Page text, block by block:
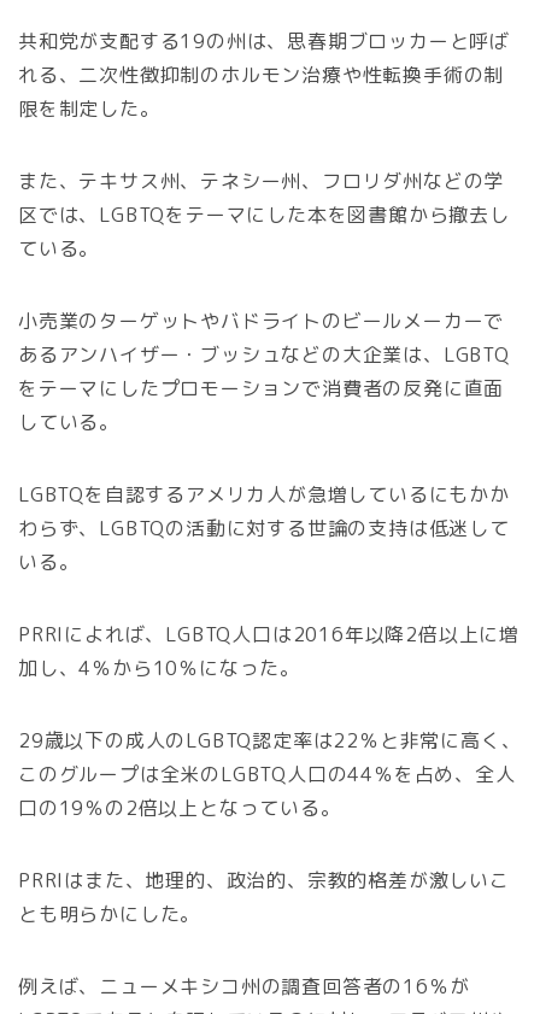
共和党が支配する19の州は、思春期ブロッカーと呼ば
れる、二次性徴抑制のホルモン治療や性転換手術の制
限を制定した。
また、テキサス州、テネシー州、フロリダ州などの学
区では、LGBTQをテーマにした本を図書館から撤去し
ている。
小売業のターゲットやバドライトのビールメーカーで
あるアンハイザー・ブッシュなどの大企業は、LGBTQ
をテーマにしたプロモーションで消費者の反発に直面
している。
LGBTQを自認するアメリカ人が急増しているにもかか
わらず、LGBTQの活動に対する世論の支持は低迷して
いる。
PRRIによれば、LGBTQ人口は2016年以降2倍以上に増
加し、4％から10％になった。
29歳以下の成人のLGBTQ認定率は22％と非常に高く、
このグループは全米のLGBTQ人口の44％を占め、全人
口の19％の2倍以上となっている。
PRRIはまた、地理的、政治的、宗教的格差が激しいこ
とも明らかにした。
例えば、ニューメキシコ州の調査回答者の16％が